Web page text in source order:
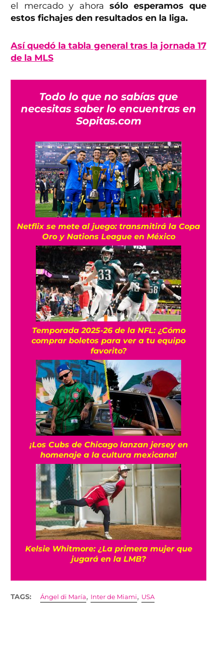
el mercado y ahora sólo esperamos que
estos fichajes den resultados en la liga.
Así quedó la tabla general tras la jornada 17
de la MLS
Todo lo que no sabías que
necesitas saber lo encuentras en
Sopitas.com
Netflix se mete al juego: transmitirá la Copa
Oro y Nations League en México
Temporada 2025-26 de la NFL: ¿Cómo
comprar boletos para ver a tu equipo
favorito?
¡Los Cubs de Chicago lanzan jersey en
homenaje a la cultura mexicana!
Kelsie Whitmore: ¿La primera mujer que
jugará en la LMB?
TAGS: Ángel di María, Inter de Miami, USA